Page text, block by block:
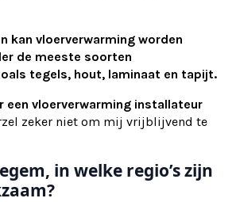
kan vloerverwarming worden
de meeste soorten
tegels, hout, laminaat en tapijt.
een vloerverwarming installateur
zeker niet om mij vrijblijvend te
in welke regio’s zijn